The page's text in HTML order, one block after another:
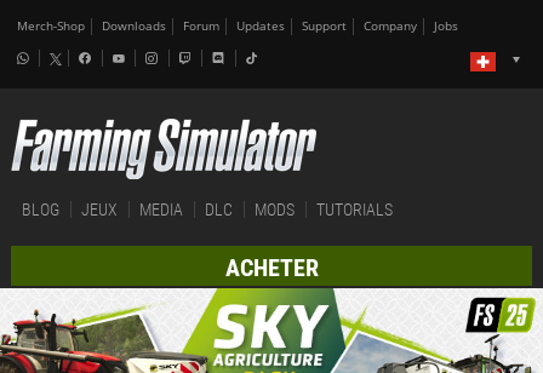
Merch-Shop Downloads Forum Updates Support Company Jobs
BLOG JEUX MEDIA DLC MODS TUTORIALS
ACHETER